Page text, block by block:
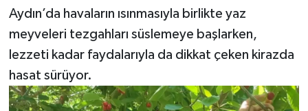
Aydın’da havaların ısınmasıyla birlikte yaz
meyveleri tezgahları süslemeye başlarken,
lezzeti kadar faydalarıyla da dikkat çeken kirazda
hasat sürüyor.